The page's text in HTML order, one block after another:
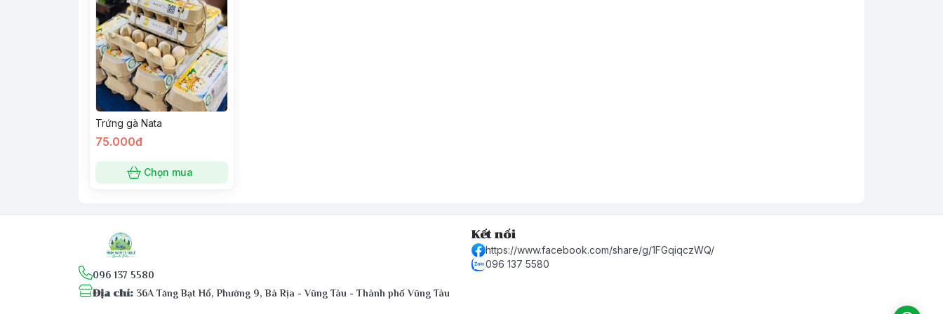
Trứng gà Nata
75.000đ
Chọn mua
096 137 5580
Địa chỉ: 36A Tăng Bạt Hổ, Phường 9, Bà Rịa - Vũng Tàu - Thành phố Vũng Tàu
Kết nối
https://www.facebook.com/share/g/1FGqiqczWQ/
096 137 5580